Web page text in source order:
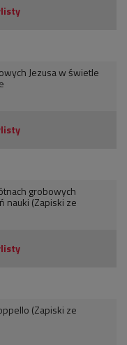
Jezusa w świetle
grobowych
nauki (Zapiski ze
(Zapiski ze